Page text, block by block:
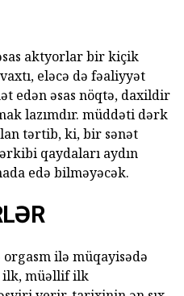
aktyorlar bir kiçik
eləcə də fəaliyyət
edən əsas nöqtə, daxildir
lazımdır. müddəti dərk
tərtib, ki, bir sənət
qaydaları aydın
edə bilməyəcək.
ilə müqayisədə
ilk, müəllif ilk